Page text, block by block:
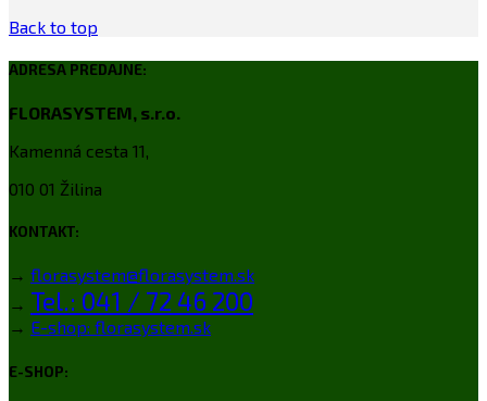
Back to top
ADRESA PREDAJNE:
FLORASYSTEM, s.r.o.
Kamenná cesta 11,
010 01 Žilina
KONTAKT:
→ florasystem@florasystem.sk
→ Tel.: 041 / 72 46 200
→ E-shop: florasystem.sk
E-SHOP: